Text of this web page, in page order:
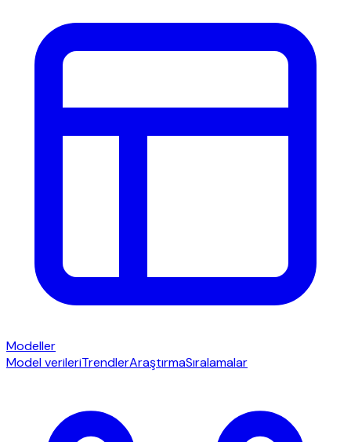
Modeller
Model verileriTrendlerAraştırmaSıralamalar